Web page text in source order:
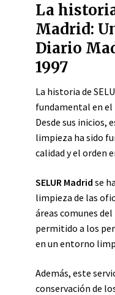
La
Madrid:
Diario
1997
La historia de
fundamental en el
Desde sus inicios,
limpieza ha sido
calidad y el orden
SELUR Madrid se
limpieza de las
áreas comunes
permitido a los
en un entorno
Además, este
conservación de